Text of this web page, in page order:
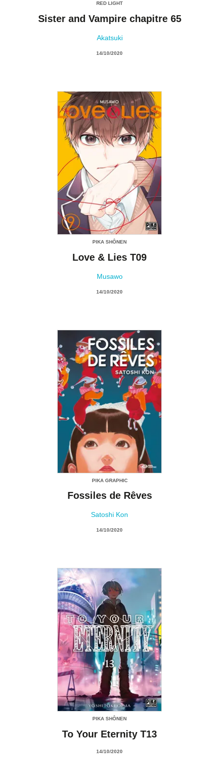
RED LIGHT
Sister and Vampire chapitre 65
Akatsuki
14/10/2020
PIKA SHÔNEN
Love & Lies T09
Musawo
14/10/2020
PIKA GRAPHIC
Fossiles de Rêves
Satoshi Kon
14/10/2020
PIKA SHÔNEN
To Your Eternity T13
14/10/2020